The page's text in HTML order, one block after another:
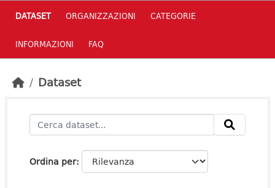
DATASET ORGANIZZAZIONI CATEGORIE
INFORMAZIONI FAQ
Dataset
Ordina per